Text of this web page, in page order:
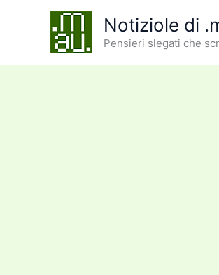
Notiziole di
Pensieri slegati che